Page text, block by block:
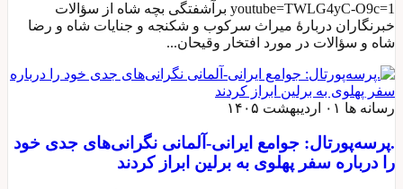
youtube=TWLG4yC-O9c=1 برآشفتگی بچه شاه از سؤالات
خبرنگاران دربارهٔ میراث سرکوب و شکنجه و جنایات شاه و رضا
شاه و سؤالات در مورد افتخار وقیحان...
رسانه ها ۰۱ اردیبهشت ۱۴۰۵
.پرسه‌پورتال: جوامع ایرانی-آلمانی نگرانی‌های جدی خود
را درباره سفر پهلوی به برلین ابراز کردند